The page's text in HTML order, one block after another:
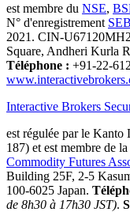
est membre du NSE,
N° d'enregistrement
2021. CIN-
Square, Andheri Kurla
Téléphone : +91-22-
Interactive Brokers
est régulée par le Kanto
187) et est membre de la
Commodity Futures
Building 25F, 2-5
100-6025 Japan.
de 8h30 à 17h30 JST).